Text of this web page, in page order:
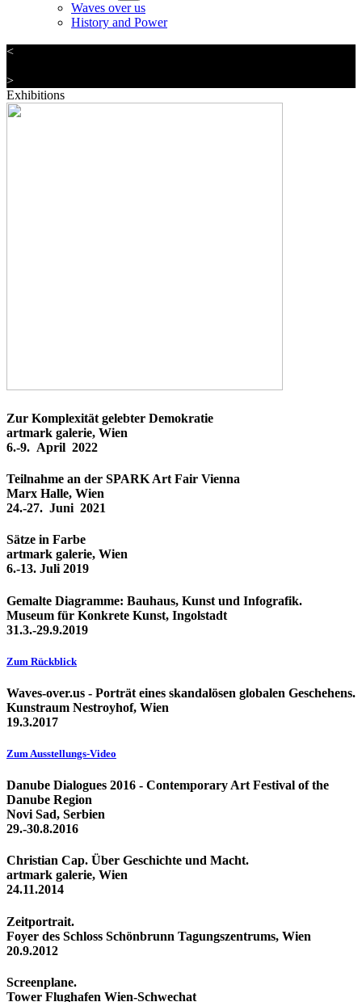
Waves over us
History and Power
<
>
Exhibitions
Zur Komplexität gelebter Demokratie
artmark galerie, Wien
6.-9. April 2022
Teilnahme an der SPARK Art Fair Vienna
Marx Halle, Wien
24.-27. Juni 2021
Sätze in Farbe
artmark galerie, Wien
6.-13. Juli 2019
Gemalte Diagramme: Bauhaus, Kunst und Infografik.
Museum für Konkrete Kunst, Ingolstadt
31.3.-29.9.2019
Zum Rückblick
Waves-over.us - Porträt eines skandalösen globalen Geschehens.
Kunstraum Nestroyhof, Wien
19.3.2017
Zum Ausstellungs-Video
Danube Dialogues 2016 - Contemporary Art Festival of the
Danube Region
Novi Sad, Serbien
29.-30.8.2016
Christian Cap. Über Geschichte und Macht.
artmark galerie, Wien
24.11.2014
Zeitportrait.
Foyer des Schloss Schönbrunn Tagungszentrums, Wien
20.9.2012
Screenplane.
Tower Flughafen Wien-Schwechat